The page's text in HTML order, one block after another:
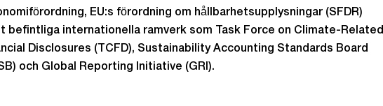
EU:s förordning om hållbarhetsupplysningar (SFDR)
befintliga internationella ramverk som Task Force on Climate-Related
Disclosures (TCFD), Sustainability Accounting Standards Board
och Global Reporting Initiative (GRI).